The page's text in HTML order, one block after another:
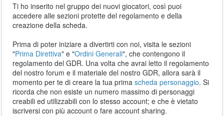
Ti ho inserito nel gruppo dei nuovi giocatori, così puoi
accedere alle sezioni protette del regolamento e della
creazione della scheda.
Prima di poter iniziare a divertirti con noi, visita le sezioni
"Prima Direttiva" e "Ordini Generali", che contengono il
regolamento del GDR. Una volta che avrai letto il regolamento
del nostro forum e il materiale del nostro GDR, allora sarà il
momento per te di creare la tua primascheda personaggio. Si
ricorda che non esiste un numero massimo di personaggi
creabili ed utilizzabili con lo stesso account; e che è vietato
iscriversi con più account o fare account sharing.